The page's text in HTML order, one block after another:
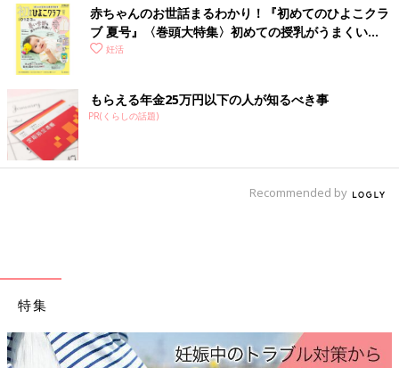
つては高齢で妊娠しようとする人はほとんどいなかったし、検査
で不妊の原因が特定できるようなかたがほとんどでした。そし
て、当時と今では技術も全然違うんです。当時の体外受精は入院
が必要でした。全身麻酔をして、腟からではなく、おなかに穴を
開けて卵を採っていました。腹腔鏡手術だったのです。
■河合さん：
えっ!?
なります。だから私たちは夜中の11時頃に大学病院に集合して、
日付が変わる頃に手術を始めていました。夫に精子を採ってもら
は、夜中の仕事だったんです。
赤ちゃんのお世話まるわかり！『初めてのひよこクラ
ブ 夏号』〈巻頭大特集〉初めての授乳がうまくい
く！ おっぱい・ミルクの基本と夏のトラブル 解決テ
妊活
もらえる年金25万円以下の人が知るべき事
PR(くらしの話題)
Recommended by
特集